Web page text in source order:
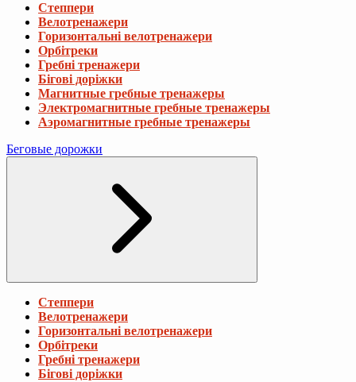
Степпери
Велотренажери
Горизонтальні велотренажери
Орбітреки
Гребні тренажери
Бігові доріжки
Магнитные гребные тренажеры
Электромагнитные гребные тренажеры
Аэромагнитные гребные тренажеры
Беговые дорожки
Степпери
Велотренажери
Горизонтальні велотренажери
Орбітреки
Гребні тренажери
Бігові доріжки